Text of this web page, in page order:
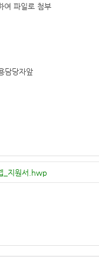
여 파일로 첨부
담당자앞
_지원서.hwp